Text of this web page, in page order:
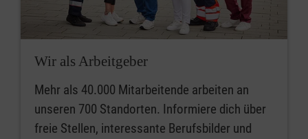
Wir als Arbeitgeber
Mehr als 40.000 Mitarbeitende arbeiten an
unseren 700 Standorten. Informiere dich über
freie Stellen, interessante Berufsbilder und